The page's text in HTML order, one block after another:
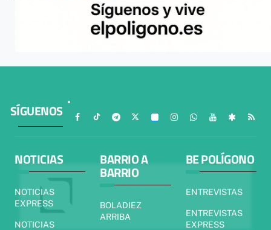
SÍGUENOS
NOTICIAS
NOTICIAS
EXPRESS
NOTICIAS
BARRIO A
BARRIO
BOLADIEZ
ARRIBA
BE POLÍGONO
ENTREVISTAS
ENTREVISTAS
EXPRESS